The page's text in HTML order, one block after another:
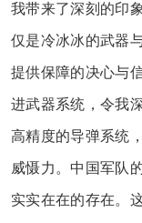
我带来了深刻的印
仅是冷冰冰的武器
提供保障的决心与
进武器系统，令我
高精度的导弹系统
威慑力。中国军队
实实在在的存在。